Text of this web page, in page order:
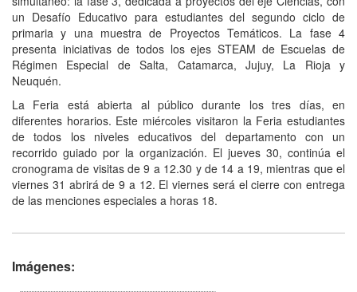
un Desafío Educativo para estudiantes del segundo ciclo de
primaria y una muestra de Proyectos Temáticos. La fase 4
presenta iniciativas de todos los ejes STEAM de Escuelas de
Régimen Especial de Salta, Catamarca, Jujuy, La Rioja y
Neuquén.
La Feria está abierta al público durante los tres días, en
diferentes horarios. Este miércoles visitaron la Feria estudiantes
de todos los niveles educativos del departamento con un
recorrido guiado por la organización. El jueves 30, continúa el
cronograma de visitas de 9 a 12.30 y de 14 a 19, mientras que el
viernes 31 abrirá de 9 a 12. El viernes será el cierre con entrega
de las menciones especiales a horas 18.
Imágenes: